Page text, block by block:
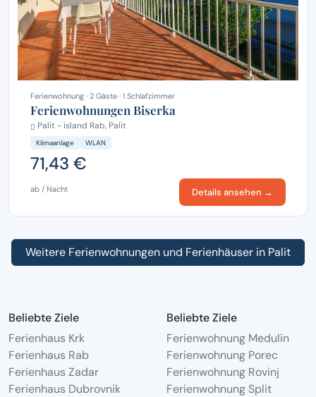
Ferienwohnung · 2 Gäste · 1 Schlafzimmer
Ferienwohnungen Biserka
Palit - island Rab, Palit
Klimaanlage WLAN
71,43 €
ab / Nacht Details ansehen →
Weitere Ferienwohnungen und Ferienhäuser in Palit
Beliebte Ziele
Ferienhaus Krk
Ferienhaus Rab
Ferienhaus Zadar
Ferienhaus Dubrovnik
Beliebte Ziele
Ferienwohnung Medulin
Ferienwohnung Porec
Ferienwohnung Rovinj
Ferienwohnung Split